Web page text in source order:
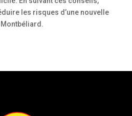
les risques d’une nouvelle